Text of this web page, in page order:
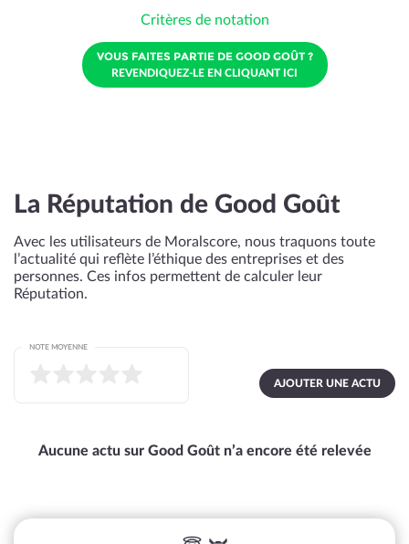
Critères de notation
VOUS FAITES PARTIE DE GOOD GOÛT ?
REVENDIQUEZ-LE EN CLIQUANT ICI
La Réputation de Good Goût
Avec les utilisateurs de Moralscore, nous traquons toute
l’actualité qui reflète l’éthique des entreprises et des
personnes. Ces infos permettent de calculer leur
Réputation.
AJOUTER UNE ACTU
NOTE MOYENNE
Aucune actu sur Good Goût n’a encore été relevée